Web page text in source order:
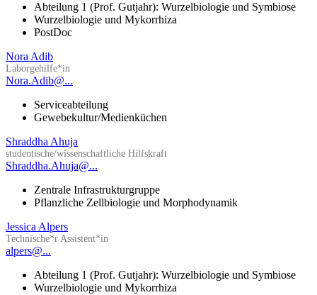
Abteilung 1 (Prof. Gutjahr): Wurzelbiologie und Symbiose
Wurzelbiologie und Mykorrhiza
PostDoc
Nora Adib
Laborgehilfe*in
Nora.Adib@...
Serviceabteilung
Gewebekultur/Medienküchen
Shraddha Ahuja
studentische/wissenschaftliche Hilfskraft
Shraddha.Ahuja@...
Zentrale Infrastrukturgruppe
Pflanzliche Zellbiologie und Morphodynamik
Jessica Alpers
Technische*r Assistent*in
alpers@...
Abteilung 1 (Prof. Gutjahr): Wurzelbiologie und Symbiose
Wurzelbiologie und Mykorrhiza